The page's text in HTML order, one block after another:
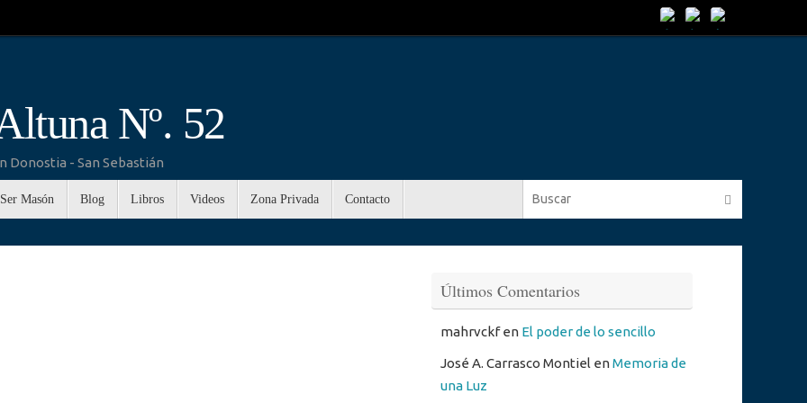
Nº. 52
Donostia - San Sebastián
Ser Masón Blog Libros Videos Zona Privada Contacto Buscar
Últimos Comentarios
mahrvckfen El poder de lo sencillo
José A. Carrasco Montiel enMemoria de
una Luz